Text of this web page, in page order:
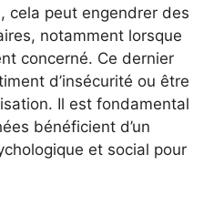
cela peut engendrer des
notamment lorsque
concerné. Ce dernier
d’insécurité ou être
Il est fondamental
bénéficient d’un
et social pour